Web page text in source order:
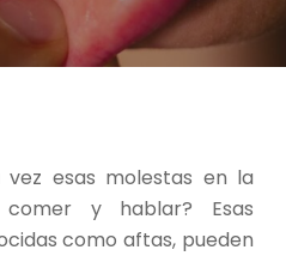
vez esas molestas en la
y hablar? Esas
como aftas, pueden